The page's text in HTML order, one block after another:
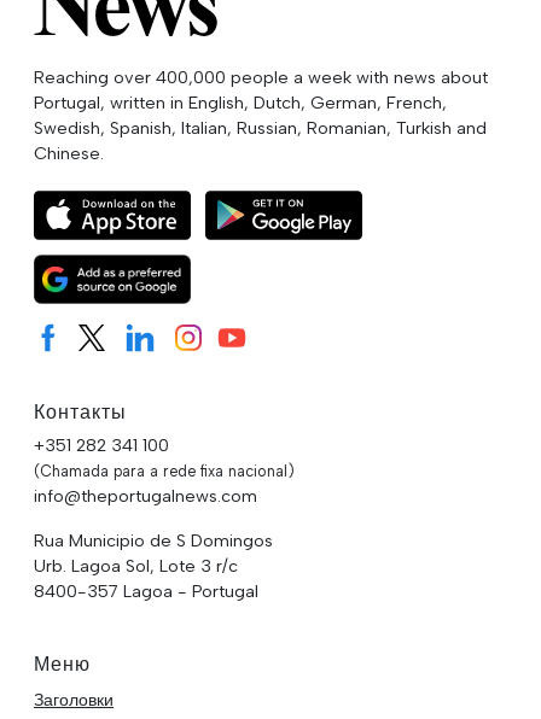
Reaching over 400,000 people a week with news about
Portugal, written in English, Dutch, German, French,
Swedish, Spanish, Italian, Russian, Romanian, Turkish and
Chinese.
Контакты
+351 282 341 100
(Chamada para a rede fixa nacional)
info@theportugalnews.com
Rua Municipio de S Domingos
Urb. Lagoa Sol, Lote 3 r/c
8400-357 Lagoa - Portugal
Меню
Заголовки